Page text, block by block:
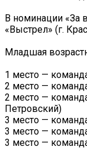
В номинации «За
«Выстрел» (г.
Младшая
1 место —
2 место —
2 место —
Петровский)
3 место —
3 место —
3 место —